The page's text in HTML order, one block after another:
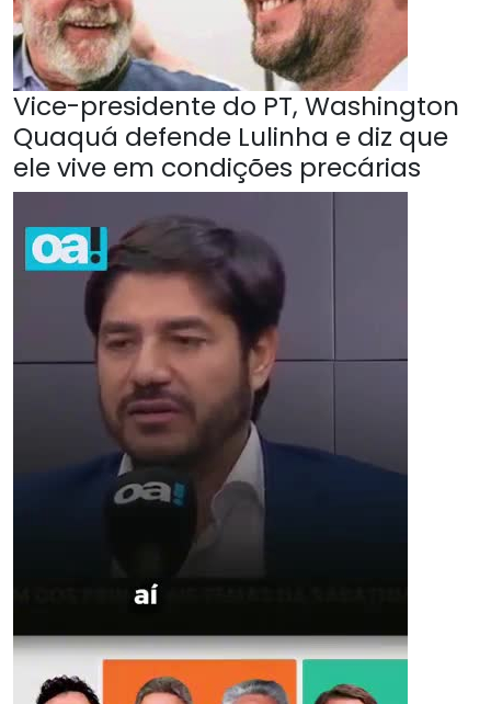
Vice-presidente do PT, Washington
Quaquá defende Lulinha e diz que
ele vive em condições precárias